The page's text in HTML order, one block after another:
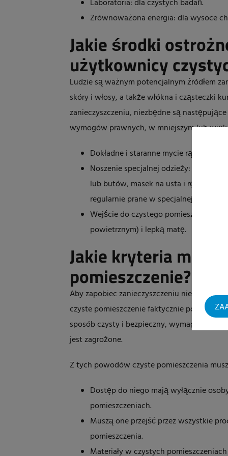
Laboratoria: dla czystych badań.
Zrównoważona energia: dla wysoce
Jakie środki
użytkownicy
Ludzie są ważnym potencjalnym źródłem
skóry i włosy, a także włókna i cząsteczki
zanieczyszczeniu, niezbędne są
wymogów prawnych, w mniejszym lub
Dokładne i staranne mycie rąk.
Noszenie specjalnej odzieży: na
lub butów, masek na usta i rękawic.
regularnie prane w specjalnej pralni i
Wejście do czystego pomieszczenia
powietrznym) i lepką matę.
Jakie kryteria musi
pomieszczenie?
Aby zapobiec zanieczyszczeniu niektórych
czyste pomieszczenie faktycznie pozostało
sposób czysty i bezpieczny, wymagania
jest zagrożone.
Z tych powodów czyste pomieszczenia
Dostęp do niego mają wyłącznie
pomieszczeniach.
Muszą one przejść przez wszystkie
pomieszczenia.
Materiały w czystych